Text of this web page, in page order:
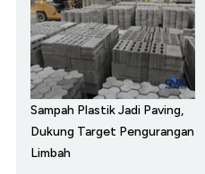
Sampah Plastik Jadi Paving,
Dukung Target Pengurangan
Limbah